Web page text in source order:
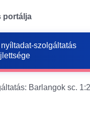
portálja
szolgáltatás
Barlangok sc.